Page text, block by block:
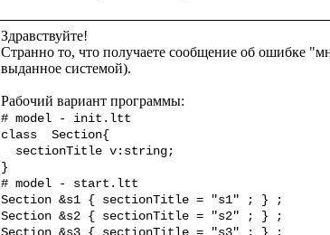
Здравствуйте!
Странно то, что получаете сообщение об ошибке
выданное системой).
# model - init.ltt
class  Section{
}
# model - start.ltt
Section &s1 { sectionTitle = "s1" ; } ;
Section &s2 { sectionTitle = "s2" ; } ;